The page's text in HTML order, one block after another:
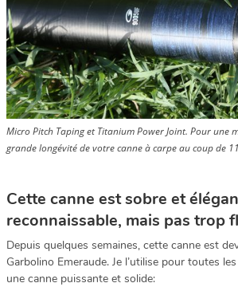
Micro Pitch Taping et Titanium Power Joint. Pour une
grande longévité de votre canne à carpe au coup de
Cette canne est sobre et
reconnaissable, mais pas trop
Depuis quelques semaines, cette canne est
Garbolino Emeraude. Je l’utilise pour toutes
une canne puissante et solide: